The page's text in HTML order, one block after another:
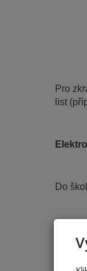
Pro
list
Do